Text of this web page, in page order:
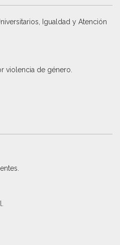
Igualdad y Atención
violencia de género